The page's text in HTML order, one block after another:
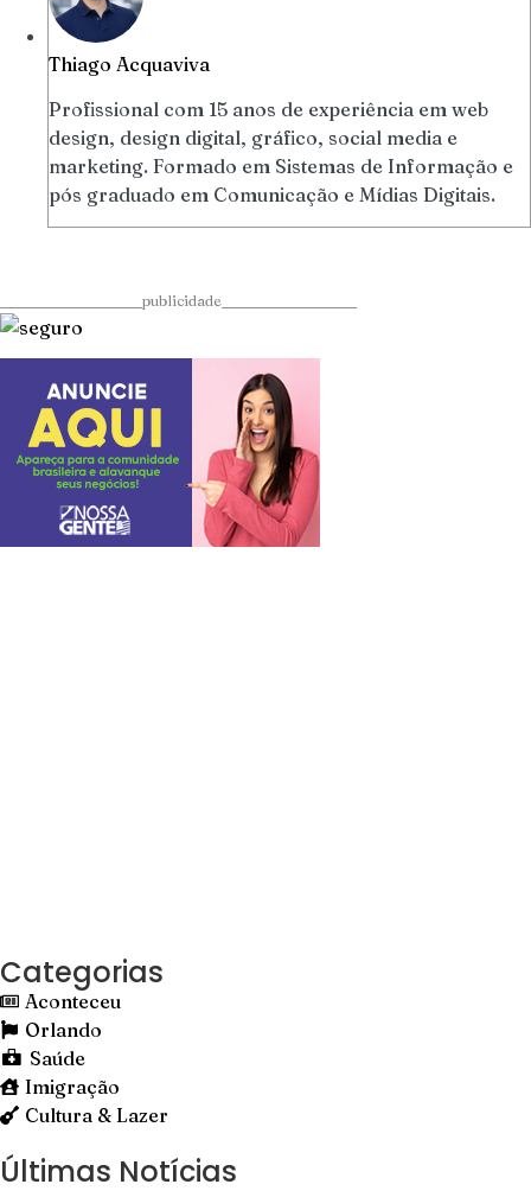
Thiago Acquaviva
Profissional com 15 anos de experiência em web
design, design digital, gráfico, social media e
marketing. Formado em Sistemas de Informação e
pós graduado em Comunicação e Mídias Digitais.
____________________publicidade___________________
Categorias
Aconteceu
Orlando
Saúde
Imigração
Cultura & Lazer
Últimas Notícias